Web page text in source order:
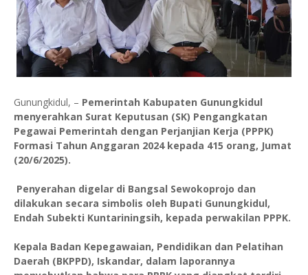
Gunungkidul, – Pemerintah Kabupaten Gunungkidul
menyerahkan Surat Keputusan (SK) Pengangkatan
Pegawai Pemerintah dengan Perjanjian Kerja (PPPK)
Formasi Tahun Anggaran 2024 kepada 415 orang, Jumat
(20/6/2025).
Penyerahan digelar di Bangsal Sewokoprojo dan
dilakukan secara simbolis oleh Bupati Gunungkidul,
Endah Subekti Kuntariningsih, kepada perwakilan PPPK.
Kepala Badan Kepegawaian, Pendidikan dan Pelatihan
Daerah (BKPPD), Iskandar, dalam laporannya